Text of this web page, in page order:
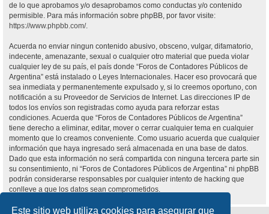
Este sitio web utiliza cookies para asegurar que
de lo que aprobamos y/o desaprobamos como conductas y/o contenido
permisible. Para más información sobre phpBB, por favor visite:
https://www.phpbb.com/.
Acuerda no enviar ningun contenido abusivo, obsceno, vulgar, difamatorio,
indecente, amenazante, sexual o cualquier otro material que pueda violar
cualquier ley de su país, el país donde “Foros de Contadores Públicos de
Argentina” está instalado o Leyes Internacionales. Hacer eso provocará que
sea inmediata y permanentemente expulsado y, si lo creemos oportuno, con
notificación a su Proveedor de Servicios de Internet. Las direcciones IP de
todos los envíos son registradas como ayuda para reforzar estas
condiciones. Acuerda que “Foros de Contadores Públicos de Argentina”
tiene derecho a eliminar, editar, mover o cerrar cualquier tema en cualquier
momento que lo creamos conveniente. Como usuario acuerda que cualquier
información que haya ingresado será almacenada en una base de datos.
Dado que esta información no será compartida con ninguna tercera parte sin
su consentimiento, ni “Foros de Contadores Públicos de Argentina” ni phpBB
podrán considerarse responsables por cualquier intento de hacking que
conlleve a que los datos sean comprometidos.